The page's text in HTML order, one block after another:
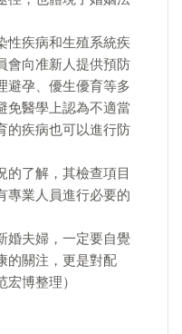
性疾病和生殖系統疾
會向准新人提供預防
避孕、優生優育等多
免醫學上認為不適當
的疾病也可以進行防
的了解，其檢查項目
專業人員進行必要的
婚夫婦，一定要自覺
的關注，更是對配
博整理）